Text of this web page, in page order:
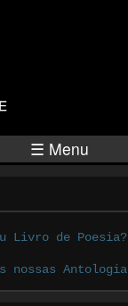
☰ Menu
Livro de Poesia?
nossas